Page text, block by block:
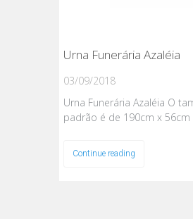
Urna Funerária Azaléia
03/09/2018
Urna Funerária Azaléia O
padrão é de 190cm x 56cm
Continue reading